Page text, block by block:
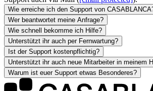
Wie erreiche ich den Support von
Wer beantwortet meine Anfrage?
Wie schnell bekomme ich Hilfe?
Unterstützt ihr auch per Fernwartung?
Ist der Support kostenpflichtig?
Unterstützt ihr auch neue Mitarbeiter in meinem
Warum ist euer Support etwas Besonderes?